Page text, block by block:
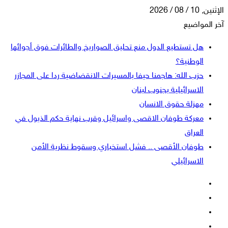
الإثنين, 10 / 08 / 2026
آخر المواضيع
هل تستطيع الدول منع تحليق الصواريخ والطائرات فوق أجوائها
الوطنية؟
حزب الله: هاجمنا حيفا بالمسيرات الانقضاضية ردا على المجازر
الاسرائيلية بجنوب لبنان
مهزلة حقوق الانسان
معركة طوفان الاقصى واسرائيل وقرب نهاية حكم الذيول في
العراق
طوفان الأقصى .. فشل استخباري وسقوط نظرية الأمن
الاسرائيلي